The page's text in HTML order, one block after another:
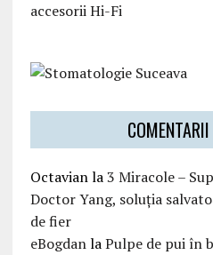
Octavianla3 Miracole –
Doctor Yang, soluția
de fier
eBogdanlaPulpe de pui în